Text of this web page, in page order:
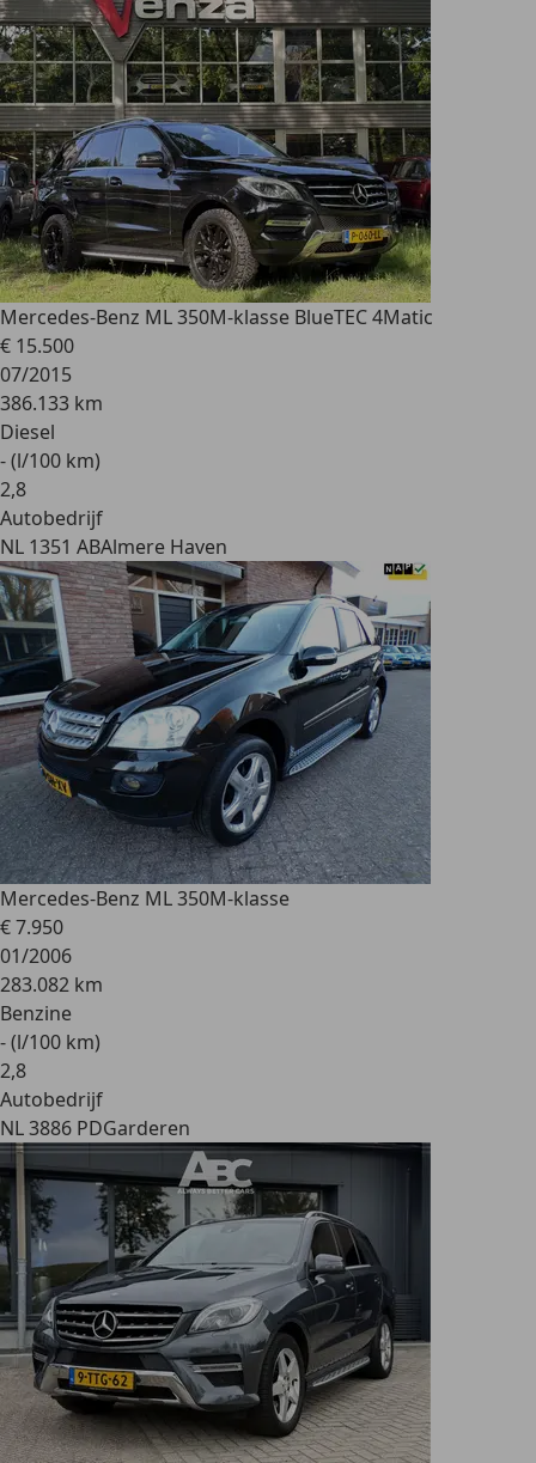
Mercedes-Benz ML 350M-klasse BlueTEC 4Matic
€ 15.500
07/2015
386.133 km
Diesel
- (l/100 km)
2,8
Autobedrijf
NL 1351 ABAlmere Haven
Mercedes-Benz ML 350M-klasse
€ 7.950
01/2006
283.082 km
Benzine
- (l/100 km)
2,8
Autobedrijf
NL 3886 PDGarderen